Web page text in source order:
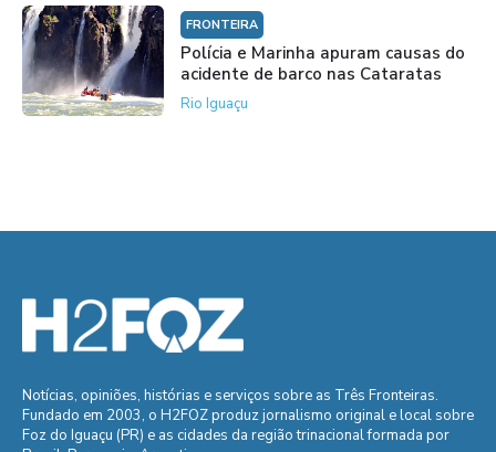
FRONTEIRA
Polícia e Marinha apuram causas do
acidente de barco nas Cataratas
Rio Iguaçu
Notícias, opiniões, histórias e serviços sobre as Três Fronteiras.
Fundado em 2003, o H2FOZ produz jornalismo original e local sobre
Foz do Iguaçu (PR) e as cidades da região trinacional formada por